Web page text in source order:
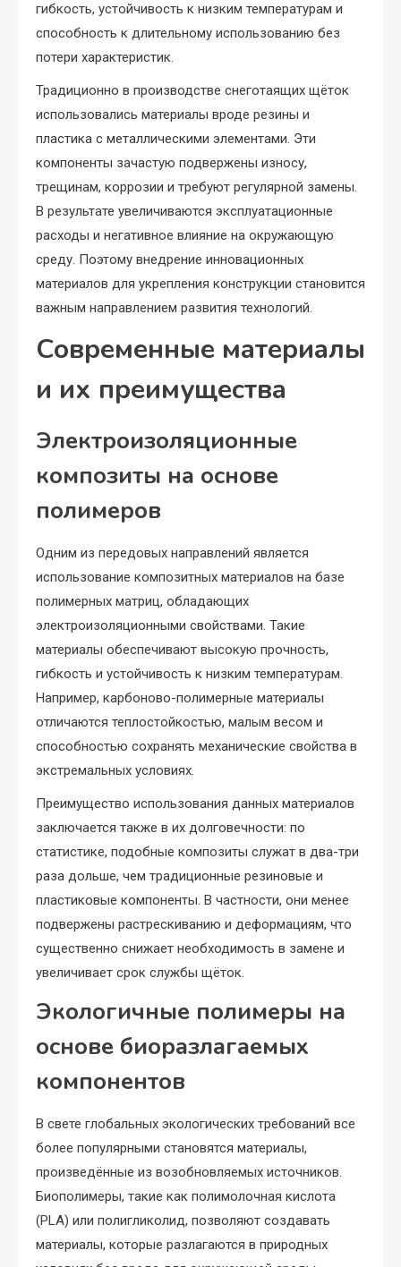
гибкость, устойчивость к низким температурам и
способность к длительному использованию без
потери характеристик.
Традиционно в производстве снеготаящих щёток
использовались материалы вроде резины и
пластика с металлическими элементами. Эти
компоненты зачастую подвержены износу,
трещинам, коррозии и требуют регулярной замены.
В результате увеличиваются эксплуатационные
расходы и негативное влияние на окружающую
среду. Поэтому внедрение инновационных
материалов для укрепления конструкции становится
важным направлением развития технологий.
Современные материалы
и их преимущества
Электроизоляционные
композиты на основе
полимеров
Одним из передовых направлений является
использование композитных материалов на базе
полимерных матриц, обладающих
электроизоляционными свойствами. Такие
материалы обеспечивают высокую прочность,
гибкость и устойчивость к низким температурам.
Например, карбоново-полимерные материалы
отличаются теплостойкостью, малым весом и
способностью сохранять механические свойства в
экстремальных условиях.
Преимущество использования данных материалов
заключается также в их долговечности: по
статистике, подобные композиты служат в два-три
раза дольше, чем традиционные резиновые и
пластиковые компоненты. В частности, они менее
подвержены растрескиванию и деформациям, что
существенно снижает необходимость в замене и
увеличивает срок службы щёток.
Экологичные полимеры на
основе биоразлагаемых
компонентов
В свете глобальных экологических требований все
более популярными становятся материалы,
произведённые из возобновляемых источников.
Биополимеры, такие как полимолочная кислота
(PLА) или полигликолид, позволяют создавать
материалы, которые разлагаются в природных